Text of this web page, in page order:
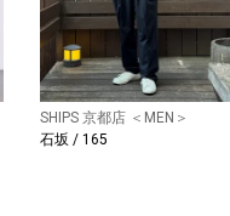
SHIPS 京都店 ＜MEN＞
石坂 / 165